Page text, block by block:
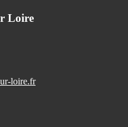
Loire
loire.fr